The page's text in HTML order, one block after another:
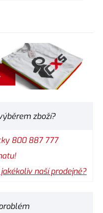
zboží?
800 887 777
naší prodejně?